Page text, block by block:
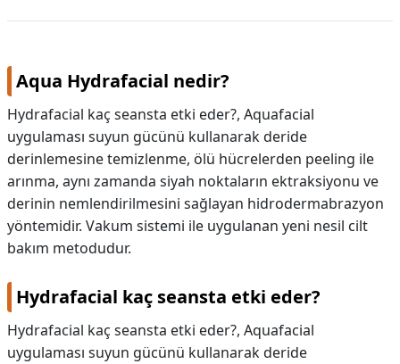
Aqua Hydrafacial nedir?
Hydrafacial kaç seansta etki eder?, Aquafacial
uygulaması suyun gücünü kullanarak deride
derinlemesine temizlenme, ölü hücrelerden peeling ile
arınma, aynı zamanda siyah noktaların ektraksiyonu ve
derinin nemlendirilmesini sağlayan hidrodermabrazyon
yöntemidir. Vakum sistemi ile uygulanan yeni nesil cilt
bakım metodudur.
Hydrafacial kaç seansta etki eder?
Hydrafacial kaç seansta etki eder?, Aquafacial
uygulaması suyun gücünü kullanarak deride